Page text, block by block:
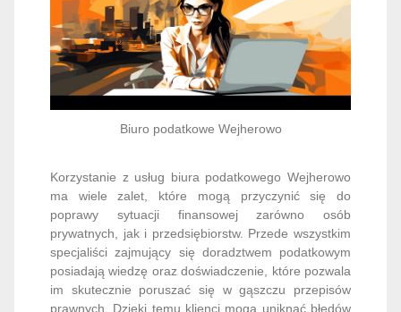
Biuro podatkowe Wejherowo
Korzystanie z usług biura podatkowego Wejherowo
ma wiele zalet, które mogą przyczynić się do
poprawy sytuacji finansowej zarówno osób
prywatnych, jak i przedsiębiorstw. Przede wszystkim
specjaliści zajmujący się doradztwem podatkowym
posiadają wiedzę oraz doświadczenie, które pozwala
im skutecznie poruszać się w gąszczu przepisów
prawnych. Dzięki temu klienci mogą uniknąć błędów